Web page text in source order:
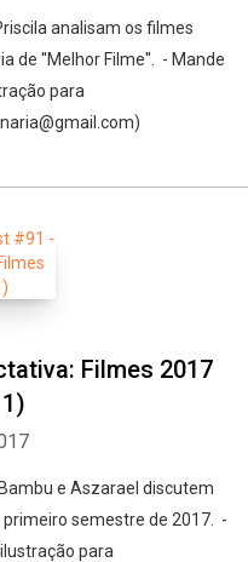
analisam os filmes
de ''Melhor Filme''. - Mande
para
Filmes 2017
e Aszarael discutem
semestre de 2017. -
para